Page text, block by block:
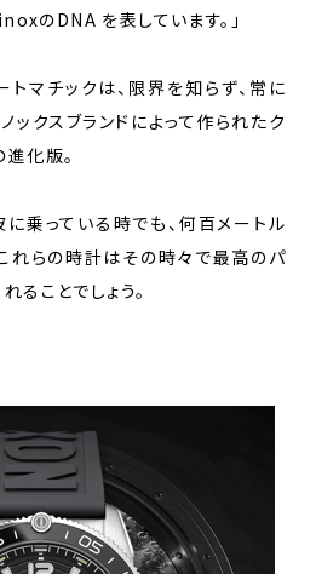
のDNA を表しています。」
トマチックは、限界を知らず、常に
ックスブランドによって作られたク
化版。
に乗っている時でも、何百メートル
れらの時計はその時々で最高のパ
ることでしょう。